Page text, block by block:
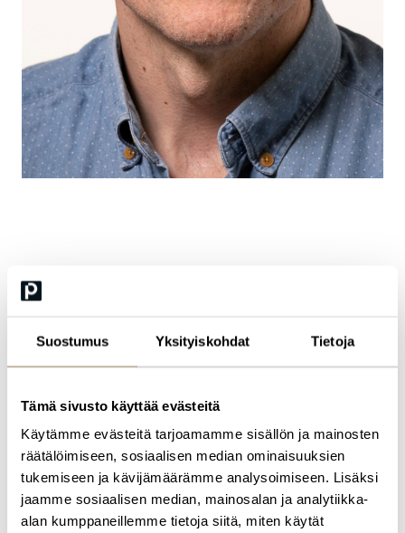
Suostumus Yksityiskohdat Tietoja
Tämä sivusto käyttää evästeitä
Käytämme evästeitä tarjoamamme sisällön ja mainosten
räätälöimiseen, sosiaalisen median ominaisuuksien
tukemiseen ja kävijämäärämme analysoimiseen. Lisäksi
jaamme sosiaalisen median, mainosalan ja analytiikka-
alan kumppaneillemme tietoja siitä, miten käytät
Antti Jääskö on kokenut testauksen ja laadunvarmistuksen
ammattilainen, jolla on 27 vuoden kokemus alalta. Hän viihtyy
LinkedInissä testaus-, bugi- ja laatuaiheisilla sisällöillä. Antti tuo
esiin testauskonsultin roolia myös yrittäjän näkökulmasta ja tukee
uusia softa-alan yrittäjiä sekä yrittäjiksi aikovia. Hänen ajattelunsa
perustuu käytännölliseen testaamiseen, järkevään
testiautomaatioon ja siihen, että laadukas testaus syntyy ennen
kaikkea ajattelusta, ei pelkästä suorittamisesta. Hänelle laadussa
tärkeintä on luottamus, jotta käyttäjä voi luottaa tuotteeseen ja
tiimi voi luottaa siihen, mitä julkaistaan.